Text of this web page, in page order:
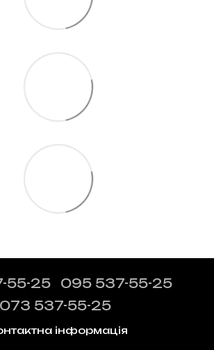
55-25
095 537-55-25
073 537-55-25
інформація